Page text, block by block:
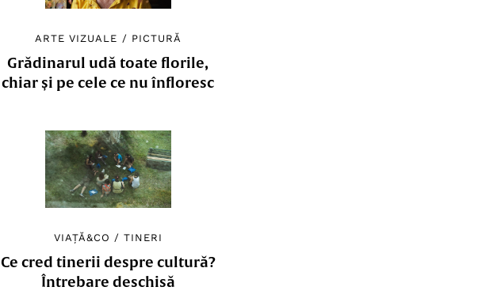
ARTE VIZUALE / PICTURĂ
Grădinarul udă toate florile,
chiar și pe cele ce nu înfloresc
VIAȚĂ&CO /TINERI
Ce cred tinerii despre cultură?
Întrebare deschisă